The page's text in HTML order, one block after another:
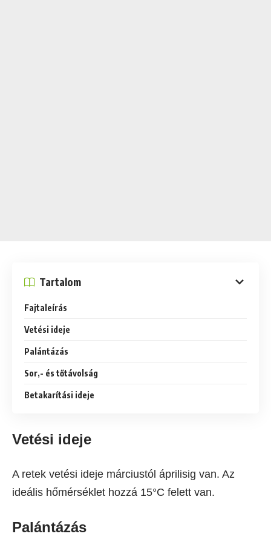
Tartalom
Fajtaleírás
Vetési ideje
Palántázás
Sor,- és tőtávolság
Betakarítási ideje
Vetési ideje
A retek vetési ideje márciustól áprilisig van. Az
ideális hőmérséklet hozzá 15°C felett van.
Palántázás